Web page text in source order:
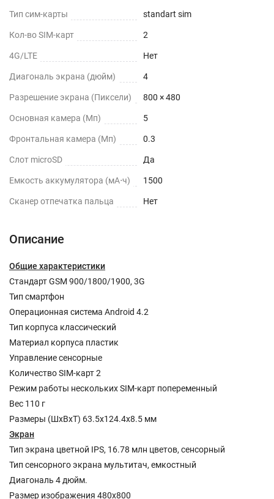
Тип сим-карты standart sim
Кол-во SIM-карт 2
4G/LTE Нет
Диагональ экрана (дюйм) 4
Разрешение экрана (Пиксели) 800 × 480
Основная камера (Мп) 5
Фронтальная камера (Мп) 0.3
Слот microSD Да
Емкость аккумулятора (мА⋅ч) 1500
Сканер отпечатка пальца Нет
Описание
Общие характеристики
Стандарт GSM 900/1800/1900, 3G
Тип смартфон
Операционная система Android 4.2
Тип корпуса классический
Материал корпуса пластик
Управление сенсорные
Количество SIM-карт 2
Режим работы нескольких SIM-карт попеременный
Вес 110 г
Размеры (ШxВxТ) 63.5x124.4x8.5 мм
Экран
Тип экрана цветной IPS, 16.78 млн цветов, сенсорный
Тип сенсорного экрана мультитач, емкостный
Диагональ 4 дюйм.
Размер изображения 480x800